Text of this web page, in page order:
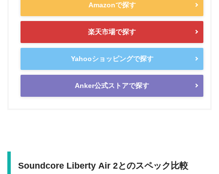
Amazonで探す
楽天市場で探す
Yahooショッピングで探す
Anker公式ストアで探す
Soundcore Liberty Air 2とのスペック比較